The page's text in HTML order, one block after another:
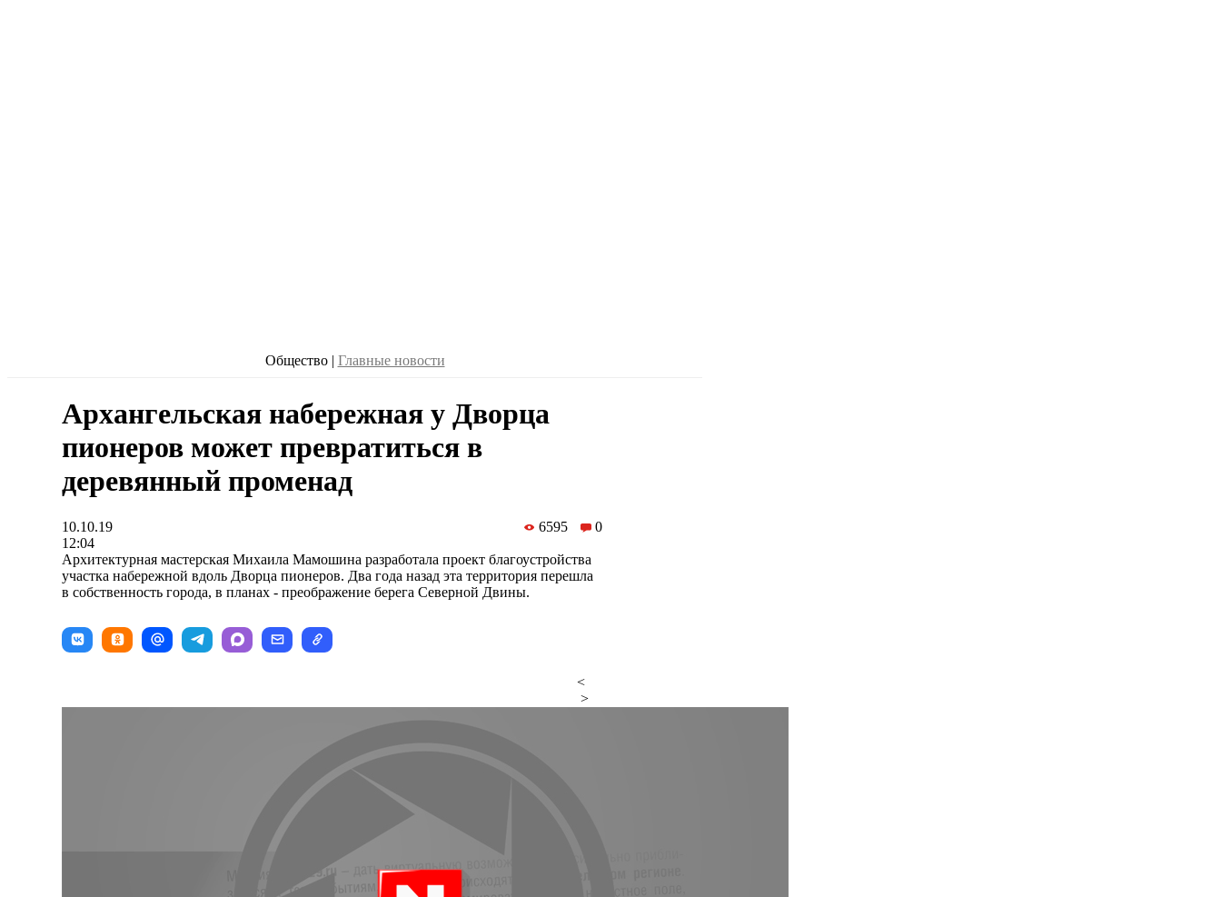
Общество | Главные новости
Архангельская набережная у Дворца
пионеров может превратиться в
деревянный променад
10.10.19
12:04
6595 0
Архитектурная мастерская Михаила Мамошина разработала проект благоустройства
участка набережной вдоль Дворца пионеров. Два года назад эта территория перешла
в собственность города, в планах - преображение берега Северной Двины.
<
>